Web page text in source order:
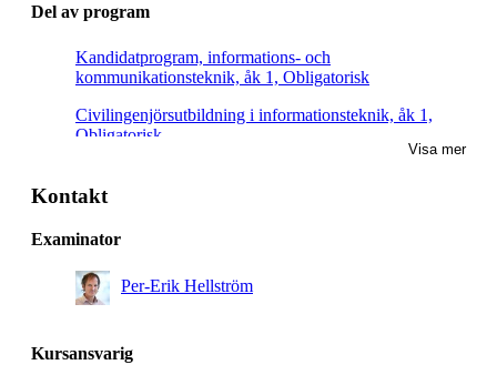
Del av program
Kandidatprogram, informations- och
kommunikationsteknik, åk 1, Obligatorisk
Civilingenjörsutbildning i informationsteknik, åk 1,
Obligatorisk
Visa mer
Kontakt
Examinator
Per-Erik Hellström
Kursansvarig